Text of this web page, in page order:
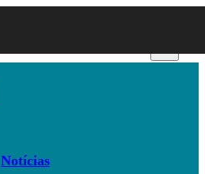
Notícias